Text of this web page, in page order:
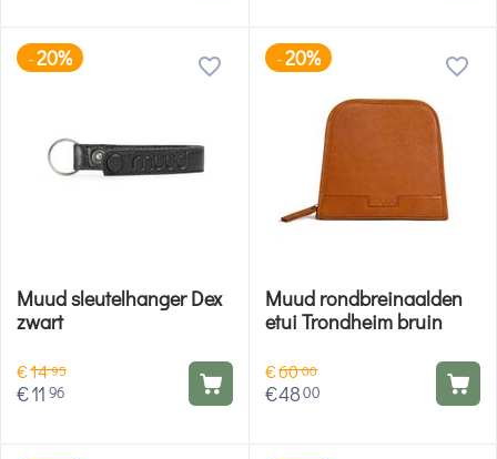
-20%
Muud sleutelhanger Dex
zwart
€1495
€11 96
-20%
Muud rondbreinaalden
etui Trondheim bruin
€6000
€4800